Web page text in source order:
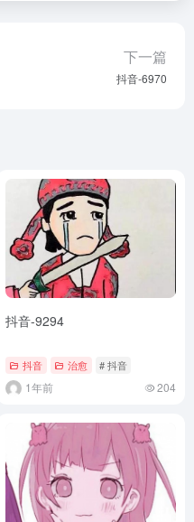
下一篇
抖音-6970
抖音-9294
抖音 治愈 # 抖音
1年前 204